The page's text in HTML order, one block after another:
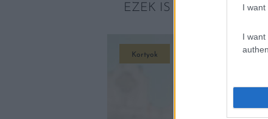
I want
I
EZEK IS
Kortyok